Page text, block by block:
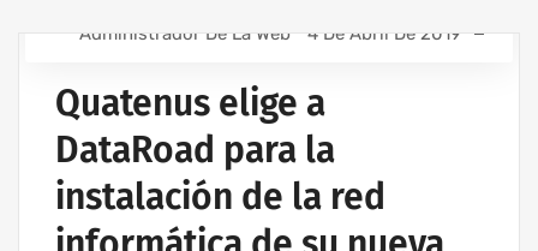
PARA EMPRESAS
INSTALACIÓN DEL CABLEADO DE RED
INSTALACIÓN DE REDES INALÁMBRICAS PARA EMPRESAS
MANTENIMIENTO INFORMÁTICO PARA EMPRESAS
SERVICIOS INFORMÁTICOS Y ASISTENCIA INFORMÁTICA
Administrador De La Web 4 De Abril De 2019
Quatenus elige a
DataRoad para la
instalación de la red